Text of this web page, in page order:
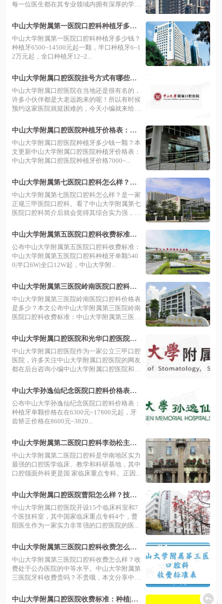
每一位医生都在其专业领域内拥有深厚的学
中山大学附属第一医院口腔科种植牙多少
钱？一颗6500/半口6万/全口12万起
中山大学附属第一医院口腔科种植牙多少钱？
种植牙6500~14500元起一颗，半口种植牙6~1
2万元起，全口种植牙12~2...
中山大学附属口腔医院挂号方式有哪些？
七种预约方式分享另附价格表
中山大学附属口腔医院在当地还是很有名的，
许多小伙伴都是大老远跑来的呢！所以有时候
预约这家医院就挺困难的，今天小编就来给
中山大学附属口腔医院种植牙价格表：一
颗7000/半口6万/全口12万起
中山大学附属口腔医院种植牙多少钱一颗？本
文更新中山大学附属口腔医院种植牙价格表：
中山大学附属口腔医院种植牙价格7000~...
中山大学附属第七医院口腔科怎么样？公
立三甲，综合实力强|附收费标准
中山大学附属第七医院口腔科怎么样？是一家
正规三甲医院口腔科。看了中山大学附属第七
医院口腔科简介后就会觉得其综合实力强，
中山大学附属第五医院口腔科收费标准公
布啦！种牙5400|牙齿矫正8900
公布中山大学附属第五医院口腔科收费标准：
中山大学附属第五医院口腔科种植牙单颗540
0|半口6W|全口12W起，中山大学附...
中山大学附属第三医院岭南医院口腔科价
格表最新:种植牙6880+/矫正牙齿9800+/牙
冠820元起
中山大学附属第三医院岭南医院口腔科价格表
是多少？本文公布中山大学附属第三医院岭南
医院口腔科收费标准：中山大学附属第三医
中山大学附属口腔医院和光华口腔医院是
一个医院吗?是,看医院介绍就能知道!
中山大学附属口腔医院作为一家公立三甲口腔
医院，许多关注中山大学附属口腔医院的网友
都在后台咨询小编中山大学附属口腔医院和
中山大学孙逸仙纪念医院口腔科价格表：
种植牙6300|矫正牙齿8600
公布中山大学孙逸仙纪念医院口腔科价格表：
种植牙单颗价格在在6300元~17800元起，牙
齿矫正价格在8600元~3820...
中山大学附属第二医院口腔科李劲松主任
怎么样？李劲松医生简介以及李劲松医生
价格大全
中山大学附属第二医院口腔科是华南地区实力
最强的口腔医学临床、教学和科研基地，其中
口腔颌面外科更是国 家临床重点专科。正因...
中山大学附属口腔医院曹阳怎么样？技术
好实力强的口腔正畸医生,附收费标准！
中山大学附属口腔医院开设15个临床科室和7
个医技科室，其中国家临床重点专科4个，曹
阳医生作为一家实力非常强的口腔医院的医...
中山大学附属第三医院口腔科收费怎么样?
牙科收费不贵,牙齿矫正6800+
中山大学附属第三医院口腔科收费怎么样？收
费处于公办医院的中等水平。中山大学附属第
三医院牙科收费贵吗？不贵哦，本文分享中
中山大学附属口腔医院收费标准：种植|正